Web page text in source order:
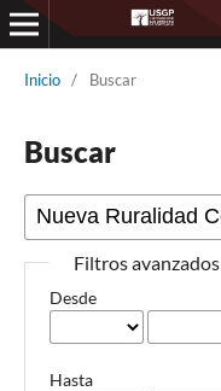
Inicio / Buscar
Buscar
Filtros avanzados
Desde
Hasta